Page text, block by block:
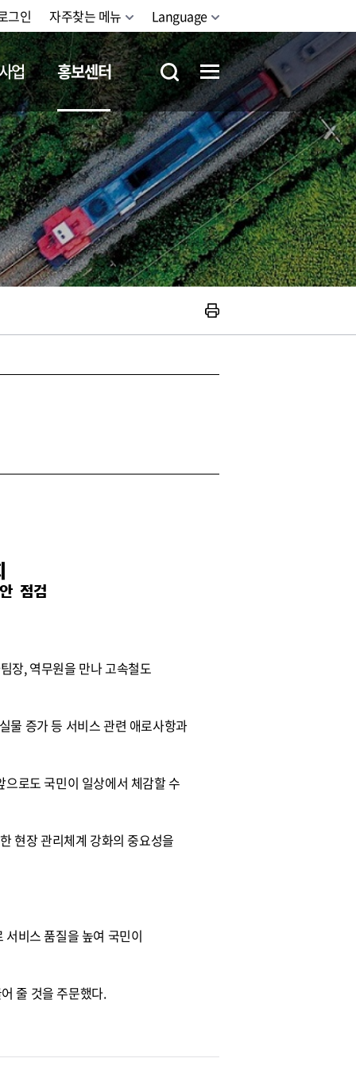
그인 자주찾는 메뉴 Language
업 홍보센터
철도체험
점검
장, 역무원을 만나 고속철도
물 증가 등 서비스 관련 애로사항과
으로도 국민이 일상에서 체감할 수
현장 관리체계 강화의 중요성을
비스 품질을 높여 국민이
줄 것을 주문했다.